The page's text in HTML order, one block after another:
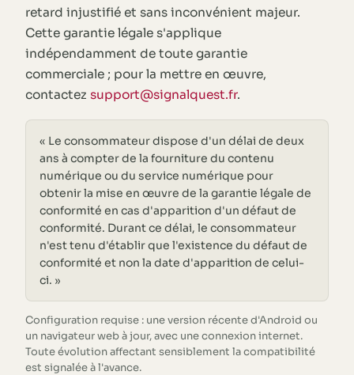
retard injustifié et sans inconvénient majeur.
Cette garantie légale s'applique
indépendamment de toute garantie
commerciale ; pour la mettre en œuvre,
contactez support@signalquest.fr.
« Le consommateur dispose d'un délai de deux
ans à compter de la fourniture du contenu
numérique ou du service numérique pour
obtenir la mise en œuvre de la garantie légale de
conformité en cas d'apparition d'un défaut de
conformité. Durant ce délai, le consommateur
n'est tenu d'établir que l'existence du défaut de
conformité et non la date d'apparition de celui-
ci. »
Configuration requise : une version récente d'Android ou
un navigateur web à jour, avec une connexion internet.
Toute évolution affectant sensiblement la compatibilité
est signalée à l'avance.